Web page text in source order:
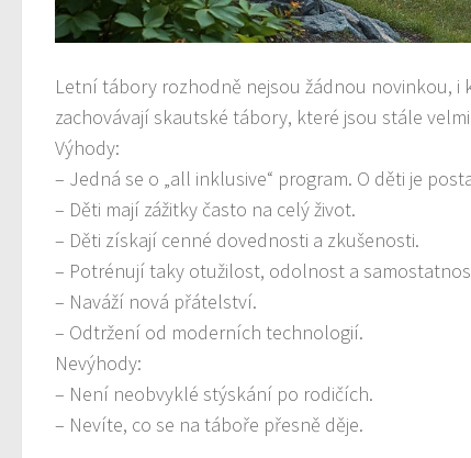
Letní tábory rozhodně nejsou žádnou novinkou, i
zachovávají skautské tábory, které jsou stále
Výhody:
– Jedná se o „all inklusive“ program. O děti je
– Děti mají zážitky často na celý život.
– Děti získají cenné dovednosti a zkušenosti.
– Potrénují taky otužilost, odolnost a
– Naváží nová přátelství.
– Odtržení od moderních technologií.
Nevýhody:
– Není neobvyklé stýskání po rodičích.
– Nevíte, co se na táboře přesně děje.